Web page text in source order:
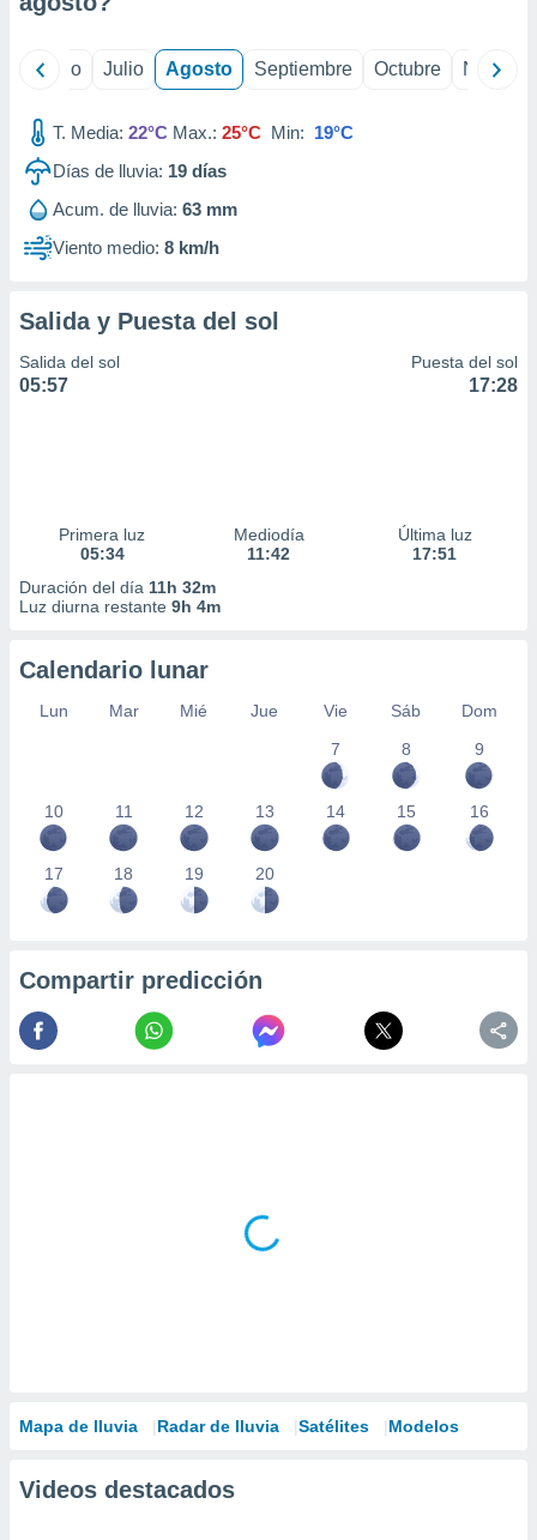
mediante
publicidad
publicidad
1199
Junio Julio Agosto Septiembre Octubre
T. Media: 22°C Max.: 25°C Min: 19°C
Días de lluvia: 19 días
Acum. de lluvia: 63 mm
Viento medio: 8 km/h
Salida y Puesta del sol
Salida del sol
05:57
Puesta del sol
17:28
Primera luz
05:34
Mediodía
11:42
Última luz
17:51
Duración del día 11h 32m
Luz diurna restante 9h 4m
Calendario lunar
Lun Mar Mié Jue Vie Sáb
Dom
7
8 9
10 11 12 13 14 15 16
17 18 19 20
Compartir predicción
Mapa de lluvia Radar de lluvia Satélites Modelos
Videos destacados